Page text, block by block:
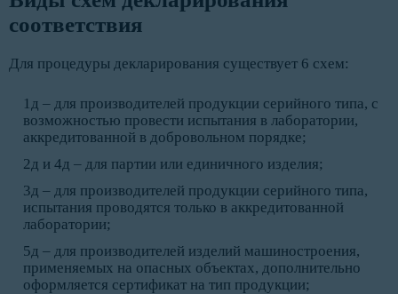
соответствия
Для процедуры декларирования существует 6 схем:
1д – для производителей продукции серийного типа, с
возможностью провести испытания в лаборатории,
аккредитованной в добровольном порядке;
2д и 4д – для партии или единичного изделия;
3д – для производителей продукции серийного типа,
испытания проводятся только в аккредитованной
лаборатории;
5д – для производителей изделий машиностроения,
применяемых на опасных объектах, дополнительно
оформляется сертификат на тип продукции;